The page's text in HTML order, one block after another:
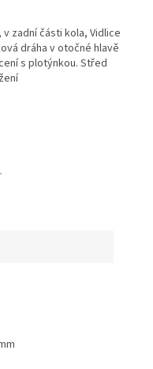
zadní části kola, Vidlice
dráha v otočné hlavě
s plotýnkou. Střed